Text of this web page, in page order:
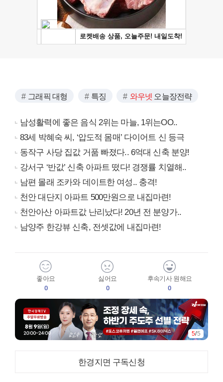
그래픽 대형 특징 와우넷 오늘장전략
남성활력에 좋은 음식 2위는 마늘, 1위는OO..
83세 박혜숙 씨, ‘압도적 몸매’ 다이어트 신 등극
동작구 사당 집값 거품 빠졌다.. 6억대 신축 분양!
강서구 ‘반값’ 신축 아파트 떴다! 경쟁률 치열해..
남편 몰래 조카와 데이트한 여성.. 충격!
천안 대단지 아파트 500만원으로 내집마련!
천안아산 아파트값 난리났다! 20년 전 분양가..
남양주 한강뷰 신축, 전셋값에 내집마련!
좋아요
0
싫어요
0
후속기사 원해요
0
5/5
한경지면 구독신청